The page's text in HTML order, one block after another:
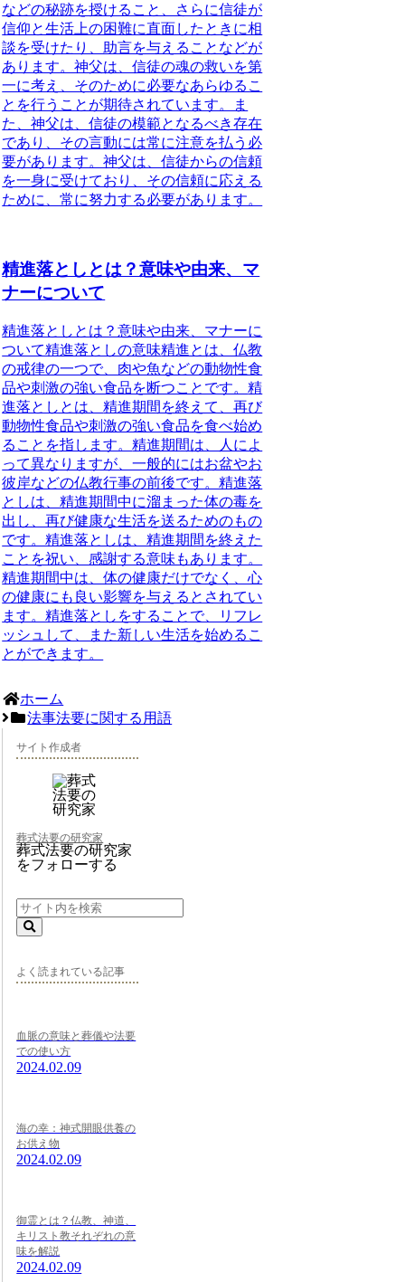
などの秘跡を授けること、さらに信徒が
信仰と生活上の困難に直面したときに相
談を受けたり、助言を与えることなどが
あります。神父は、信徒の魂の救いを第
一に考え、そのために必要なあらゆるこ
とを行うことが期待されています。ま
た、神父は、信徒の模範となるべき存在
であり、その言動には常に注意を払う必
要があります。神父は、信徒からの信頼
を一身に受けており、その信頼に応える
ために、常に努力する必要があります。
精進落としとは？意味や由来、マ
ナーについて
精進落としとは？意味や由来、マナーに
ついて精進落としの意味精進とは、仏教
の戒律の一つで、肉や魚などの動物性食
品や刺激の強い食品を断つことです。精
進落としとは、精進期間を終えて、再び
動物性食品や刺激の強い食品を食べ始め
ることを指します。精進期間は、人によ
って異なりますが、一般的にはお盆やお
彼岸などの仏教行事の前後です。精進落
としは、精進期間中に溜まった体の毒を
出し、再び健康な生活を送るためのもの
です。精進落としは、精進期間を終えた
ことを祝い、感謝する意味もあります。
精進期間中は、体の健康だけでなく、心
の健康にも良い影響を与えるとされてい
ます。精進落としをすることで、リフレ
ッシュして、また新しい生活を始めるこ
とができます。
ホーム
法事法要に関する用語
サイト作成者
葬式法要の研究家
葬式法要の研究家
をフォローする
よく読まれている記事
血脈の意味と葬儀や法要
での使い方
2024.02.09
海の幸：神式開眼供養の
お供え物
2024.02.09
御霊とは？仏教、神道、
キリスト教それぞれの意
味を解説
2024.02.09